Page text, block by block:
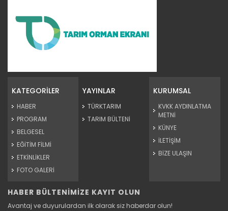
Devamını Oku ->
Tarım Orman Gündemi 12.06.2026
“Tarım Orman Gündemi” sektörün gündemini izleyici ile...
KATEGORİLER
HABER
PROGRAM
BELGESEL
EĞİTİM FİLMİ
ETKİNLİKLER
FOTO GALERİ
YAYINLAR
TÜRKTARIM
TARIM BÜLTENİ
KURUMSAL
KVKK AYDINLATMA
METNİ
KÜNYE
İLETİŞİM
BİZE ULAŞIN
HABER BÜLTENİMİZE KAYIT OLUN
Avantaj ve duyurulardan ilk olarak siz haberdar olun!